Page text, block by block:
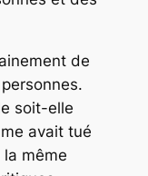
de
soit-elle
avait tué
la même